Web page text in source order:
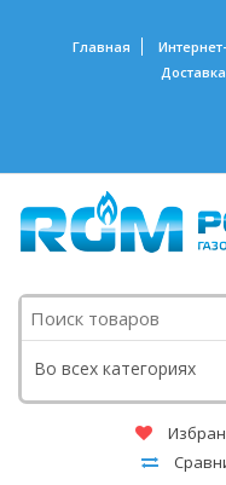
Главная
Поиск
Во всех категориях